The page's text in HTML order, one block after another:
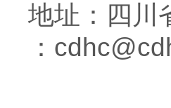
地址：四川
：